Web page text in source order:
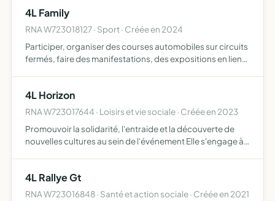
4L Family
RNA W723018127 · Sport · Créée en 2024
Participer, organiser des courses automobiles sur circuits
fermés, faire des manifestations, des expositions en lien
4L Horizon
RNA W723017644 · Loisirs et vie sociale · Créée en 2023
Promouvoir la solidarité, l'entraide et la découverte de
nouvelles cultures au sein de l'événement Elle s'engage à
4L Rallye Gt
RNA W723016848 · Santé et action sociale · Créée en 2021